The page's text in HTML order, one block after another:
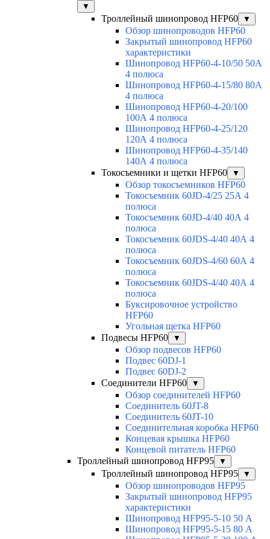
▼
Троллейный шинопровод HFP60 ▼
Обзор шинопроводов HFP60
Закрытый шинопровод HFP60
характеристики
Шинопровод HFP60-4-10/50 50А
4 полюса
Шинопровод HFP60-4-15/80 80А
4 полюса
Шинопровод HFP60-4-20/100
100А 4 полюса
Шинопровод HFP60-4-25/120
120А 4 полюса
Шинопровод HFP60-4-35/140
140А 4 полюса
Токосъемники и щетки HFP60
▼
Обзор токосъемников HFP60
Токосъемник 60JD-4/25 25А 4
полюса
Токосъемник 60JD-4/40 40А 4
полюса
Токосъемник 60JDS-4/40 40А 4
полюса
Токосъемник 60JDS-4/60 60А 4
полюса
Токосъемник 60JDS-4/40 40А 4
полюса
Буксировочное устройство
HFP60
Угольная щетка HFP60
Подвесы HFP60
▼
Обзор подвесов HFP60
Подвес 60DJ-1
Подвес 60DJ-2
Соединители HFP60
▼
Обзор соединителей HFP60
Соединитель 60JT-8
Соединитель 60JT-10
Соединительная коробка HFP60
Концевая крышка HFP60
Концевой питатель HFP60
Троллейный шинопровод HFP95
▼
Троллейный шинопровод HFP95 ▼
Обзор шинопроводов HFP95
Закрытый шинопровод HFP95
характеристики
Шинопровод HFP95-5-10 50 А
Шинопровод HFP95-5-15 80 А